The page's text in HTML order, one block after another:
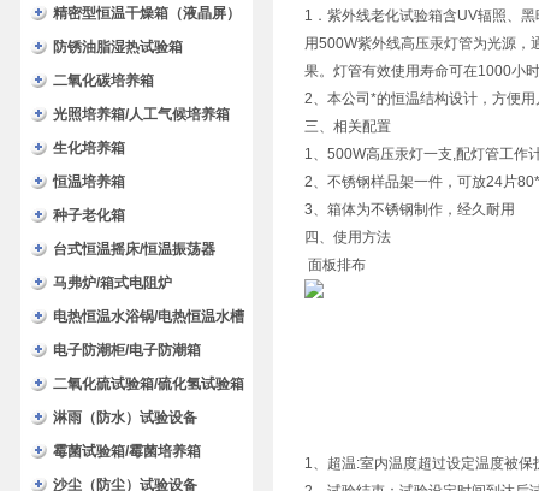
精密型恒温干燥箱（液晶屏）
防锈油脂湿热试验箱
二氧化碳培养箱
光照培养箱/人工气候培养箱
生化培养箱
恒温培养箱
种子老化箱
台式恒温摇床/恒温振荡器
马弗炉/箱式电阻炉
电热恒温水浴锅/电热恒温水槽
电子防潮柜/电子防潮箱
二氧化硫试验箱/硫化氢试验箱
淋雨（防水）试验设备
霉菌试验箱/霉菌培养箱
沙尘（防尘）试验设备
1．紫外线老化试验箱含UV辐照、
用500W紫外线高压汞灯管为光源
果。灯管有效使用寿命可在1000小
2、本公司*的恒温结构设计，方便用
三、相关配置
1、500W高压汞灯一支,配灯管工作
2、不锈钢样品架一件，可放24片
3、箱体为不锈钢制作，经久耐用
四、使用方法
面板排布
1、超温:室内温度超过设定温度被保